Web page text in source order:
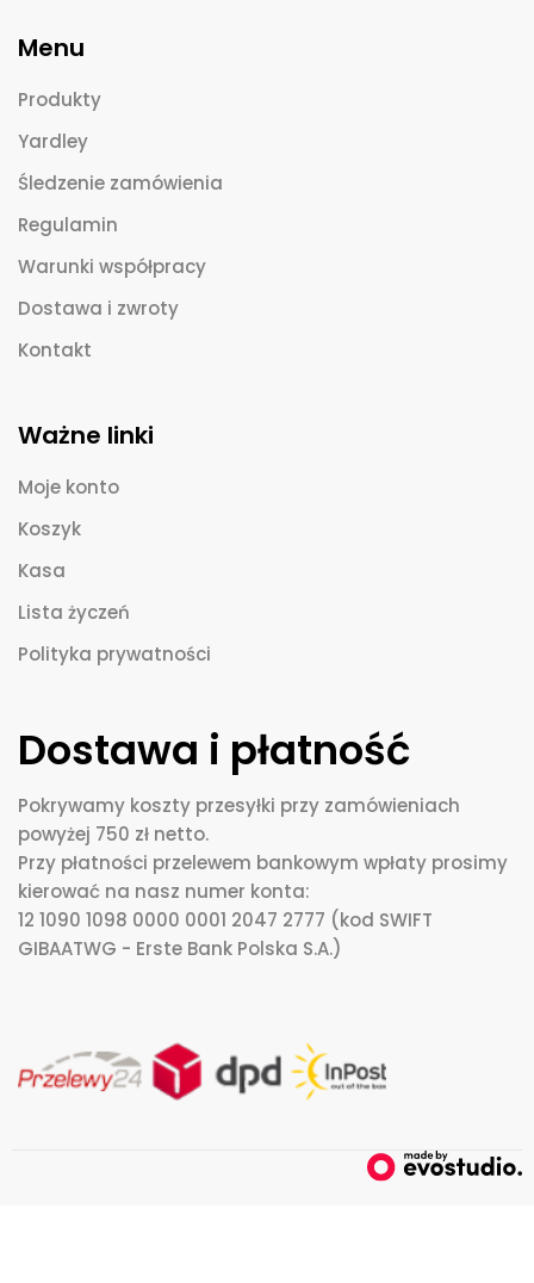
Menu
Produkty
Yardley
Śledzenie zamówienia
Regulamin
Warunki współpracy
Dostawa i zwroty
Kontakt
Ważne linki
Moje konto
Koszyk
Kasa
Lista życzeń
Polityka prywatności
Dostawa i płatność
Pokrywamy koszty przesyłki przy zamówieniach
powyżej 750 zł netto.
Przy płatności przelewem bankowym wpłaty prosimy
kierować na nasz numer konta:
12 1090 1098 0000 0001 2047 2777 (kod SWIFT
GIBAATWG - Erste Bank Polska S.A.)